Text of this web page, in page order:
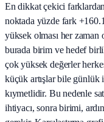
En dikkat çekici
noktada yüzde fark
yüksek olması her
burada birim ve hedef
çok yüksek değerler
küçük artışlar bile günlük
kıymetlidir. Bu nedenle
ihtiyacı, sonra birimi,